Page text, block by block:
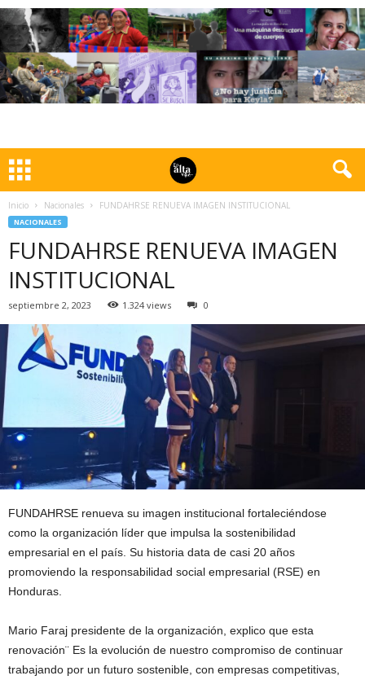
Inicio Nacionales FUNDAHRSE RENUEVA IMAGEN INSTITUCIONAL
NACIONALES
FUNDAHRSE RENUEVA IMAGEN
INSTITUCIONAL
septiembre 2, 2023 1.324 views 0
FUNDAHRSE renueva su imagen institucional fortaleciéndose
como la organización líder que impulsa la sostenibilidad
empresarial en el país. Su historia data de casi 20 años
promoviendo la responsabilidad social empresarial (RSE) en
Honduras.
Mario Faraj presidente de la organización, explico que esta
renovación¨ Es la evolución de nuestro compromiso de continuar
trabajando por un futuro sostenible, con empresas competitivas,